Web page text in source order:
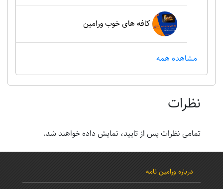
کافه های خوب ورامین
مشاهده همه
نظرات
تمامی نظرات پس از تایید، نمایش داده خواهند شد.
درباره ورامین نامه